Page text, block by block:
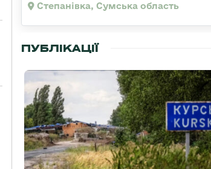
Степанівка, Сумська область
ПУБЛІКАЦІЇ